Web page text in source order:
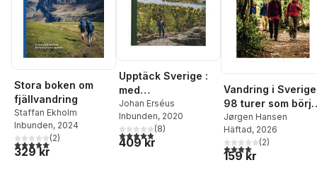
Stora boken om
fjällvandring
Staffan Ekholm
Inbunden, 2024
5,0utav 5 stjärnor. Totalt antal röster:
(2)
329 kr
Upptäck Sverige :
med
kronprinsessan
Victoria
Johan Erséus
Inbunden, 2020
4,9utav 5 stjärnor. Totalt antal röster:
(8)
409 kr
Vandring i
98 turer som
och slutar på
samma ställe
Jørgen Hansen
Häftad, 2026
4,0utav 5 stjärnor.
(2)
159 kr